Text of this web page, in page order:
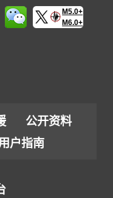
M5.0+
M6.0+
公开资料
户指南